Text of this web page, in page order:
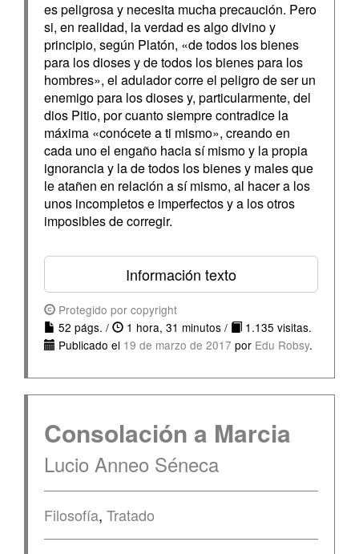
es peligrosa y necesita mucha precaución. Pero
si, en realidad, la verdad es algo divino y
principio, según Platón, «de todos los bienes
para los dioses y de todos los bienes para los
hombres», el adulador corre el peligro de ser un
enemigo para los dioses y, particularmente, del
dios Pitio, por cuanto siempre contradice la
máxima «conócete a ti mismo», creando en
cada uno el engaño hacia sí mismo y la propia
ignorancia y la de todos los bienes y males que
le atañen en relación a sí mismo, al hacer a los
unos incompletos e imperfectos y a los otros
imposibles de corregir.
Información texto
Protegido por copyright
52 págs. /
1 hora, 31 minutos /
1.135 visitas.
Publicado el 19 de marzo de 2017 por Edu Robsy.
Consolación a Marcia
Lucio Anneo Séneca
Filosofía, Tratado